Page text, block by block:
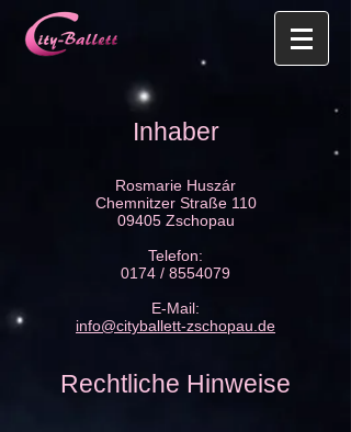
Inhaber
Rosmarie Huszár
Chemnitzer Straße 110
09405 Zschopau
Telefon:
0174 / 8554079
E-Mail:
info@cityballett-zschopau.de
Rechtliche Hinweise